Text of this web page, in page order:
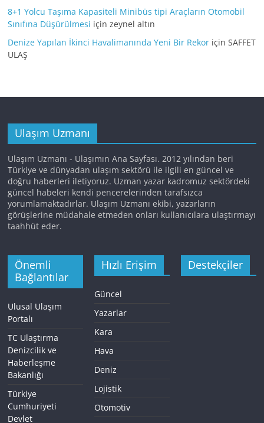
8+1 Yolcu Taşıma Kapasiteli Minibüs tipi Araçların Otomobil
Sınıfına Düşürülmesi içinzeynel altın
Denize Yapılan İkinci Havalimanında Yeni Bir Rekor içinSAFFET
ULAŞ
Ulaşım Uzmanı
Ulaşım Uzmanı - Ulaşımın Ana Sayfası. 2012 yılından beri
Türkiye ve dünyadan ulaşım sektörü ile ilgili en güncel ve
doğru haberleri iletiyoruz. Uzman yazar kadromuz sektördeki
güncel habeleri kendi pencerelerinden tarafsızca
yorumlamaktadırlar. Ulaşım Uzmanı ekibi, yazarların
görüşlerine müdahale etmeden onları kullanıcılara ulaştırmayı
taahhüt eder.
Önemli
Bağlantılar
Ulusal Ulaşım
Portalı
TC Ulaştırma
Denizcilik ve
Haberleşme
Bakanlığı
Türkiye
Cumhuriyeti
Devlet
Hızlı Erişim
Güncel
Yazarlar
Kara
Hava
Deniz
Lojistik
Otomotiv
Destekçiler